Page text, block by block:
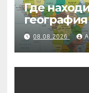
Где
08.08.2026